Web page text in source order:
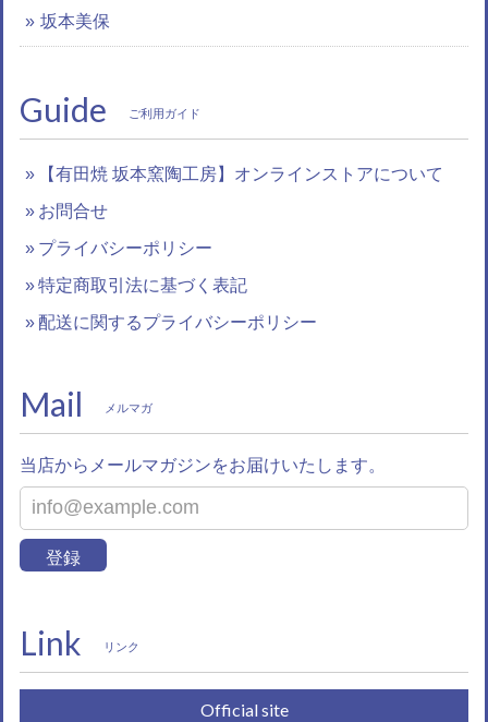
坂本美保
Guide ご利用ガイド
【有田焼 坂本窯陶工房】オンラインストアについて
お問合せ
プライバシーポリシー
特定商取引法に基づく表記
配送に関するプライバシーポリシー
Mail メルマガ
当店からメールマガジンをお届けいたします。
登録
Link リンク
Official site